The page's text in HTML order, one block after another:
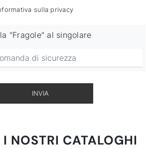
NOSTRI CATALOGHI
sulla privacy
"Fragole" al singolare
INVIA